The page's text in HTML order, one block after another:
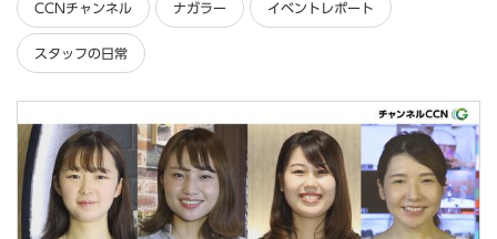
CCNチャンネル ナガラー イベントレポート
スタッフの日常